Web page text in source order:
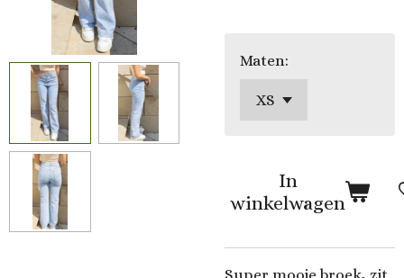
Maten:
In
winkelwagen
Super mooie broek, zit